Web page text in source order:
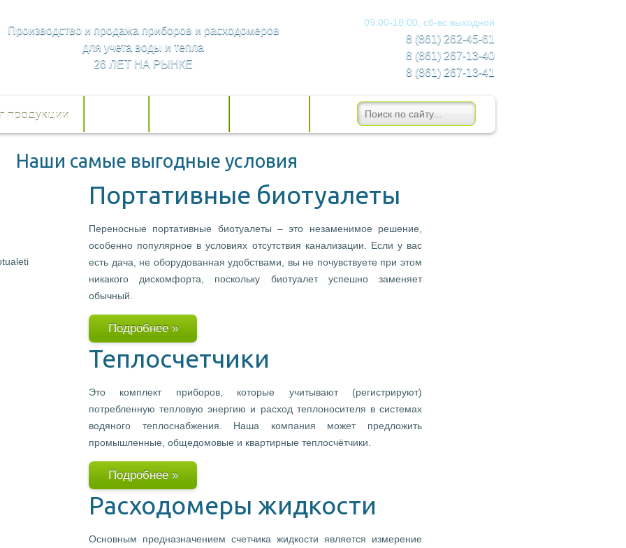
Производство и продажа приборов и расходомеров
для учета воды и тепла
26 ЛЕТ НА РЫНКЕ
09:00-18:00, сб-вс выходной
8 (861) 262-45-61
8 (861) 267-13-40
8 (861) 267-13-41
продукции
Наши самые выгодные условия
Портативные биотуалеты
Переносные портативные биотуалеты – это незаменимое решение,
особенно популярное в условиях отсутствия канализации. Если у вас
есть дача, не оборудованная удобствами, вы не почувствуете при этом
никакого дискомфорта, поскольку биотуалет успешно заменяет
обычный.
Подробнее »
Теплосчетчики
Это комплект приборов, которые учитывают (регистрируют)
потребленную тепловую энергию и расход теплоносителя в системах
водяного теплоснабжения. Наша компания может предложить
промышленные, общедомовые и квартирные теплосчётчики.
Подробнее »
Расходомеры жидкости
Основным предназначением счетчика жидкости является измерение